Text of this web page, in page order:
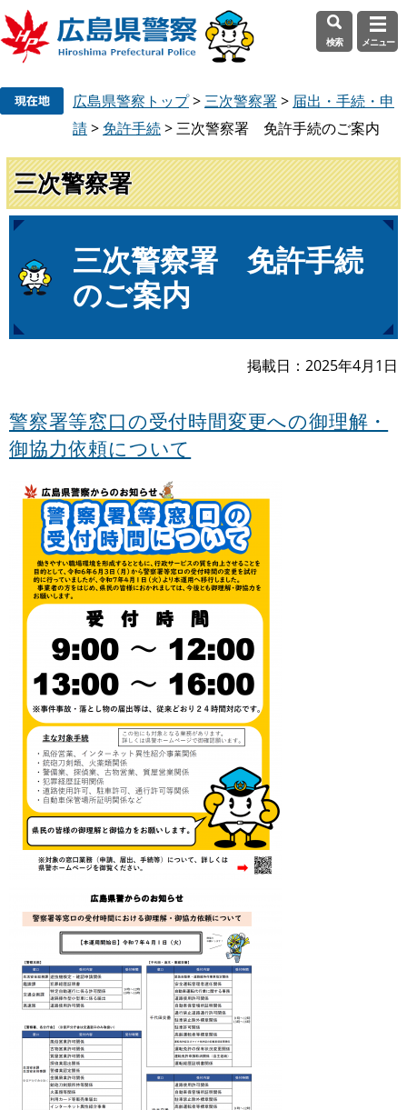
先
頭
で
す
を
飛
ば
し
へ
検索 メニュー
広島県警察トップ>三次警察署> 届出・手続・申
請> 免許手続>三次警察署 免許手続のご案内
三次警察署
文
三次警察署 免許手続
のご案内
掲載日 2025年4月1日
警察署等窓口の受付時間変更への御理解・
御協力依頼について